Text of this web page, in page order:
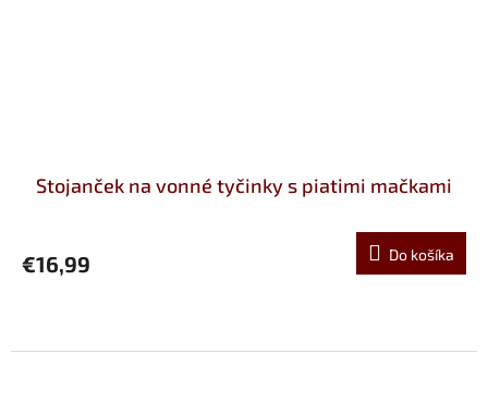
Stojanček na vonné tyčinky s piatimi mačkami
€16,99 Do košíka